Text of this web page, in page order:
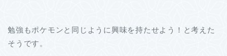
勉強もポケモンと同じように興味を持たせよう！と考えた
そうです。